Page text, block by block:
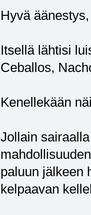
Hyvä
Itsellä lähtisi
Ceballos,
Kenellekään
Jollain
paluun jälkeen
kelpaavan